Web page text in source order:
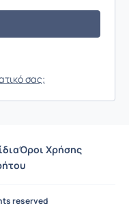
σας;
Όροι Χρήσης
reserved